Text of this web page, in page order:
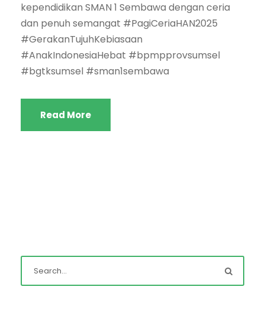
kependidikan SMAN 1 Sembawa dengan ceria
dan penuh semangat #PagiCeriaHAN2025
#GerakanTujuhKebiasaan
#AnakIndonesiaHebat #bpmpprovsumsel
#bgtksumsel #sman1sembawa
Read More